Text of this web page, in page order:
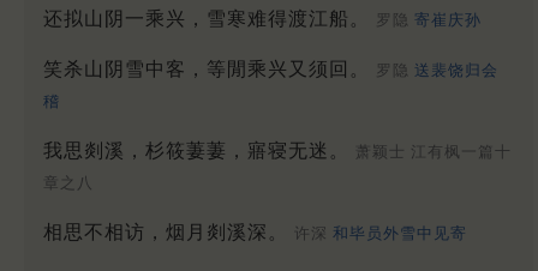
还拟山阴一乘兴，雪寒难得渡江船。 罗隐 寄崔庆孙
笑杀山阴雪中客，等閒乘兴又须回。 罗隐 送裴饶归会
稽
我思剡溪，杉筱萋萋，寤寝无迷。
萧颖士 江有枫一篇十
章之八
相思不相访，烟月剡溪深。 许深 和毕员外雪中见寄